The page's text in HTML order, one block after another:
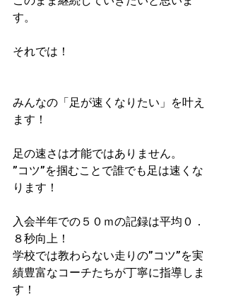
す。
それでは！
みんなの「足が速くなりたい」を叶え
ます！
足の速さは才能ではありません。
”コツ”を掴むことで誰でも足は速くな
ります！
入会半年での５０ｍの記録は平均０．
８秒向上！​
学校では教わらない走りの”コツ”を実
績豊富なコーチたちが丁寧に指導しま
す！